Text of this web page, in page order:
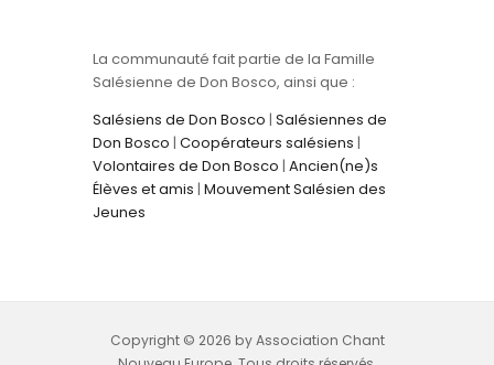
La communauté fait partie de la Famille
Salésienne de Don Bosco, ainsi que :
Salésiens de Don Bosco | Salésiennes de
Don Bosco | Coopérateurs salésiens |
Volontaires de Don Bosco | Ancien(ne)s
Élèves et amis | Mouvement Salésien des
Jeunes
Copyright © 2026 by Association Chant